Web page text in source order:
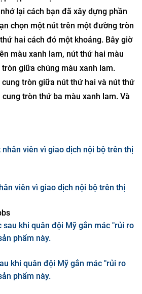
tập hợp mô tả, điều này là không
tìm ra cách tô màu đồ thị một
không sử dụng tiên đề chọn, và
hợp đo được.
lại cách bạn đã xây dựng phần
chọn một nút trên một đường tròn
màu xanh lam, nút thứ hai màu
tròn giữa nút thứ hai và nút thứ
cung tròn thứ ba màu xanh lam. Và
viên vì giao dịch nội bộ trên thị